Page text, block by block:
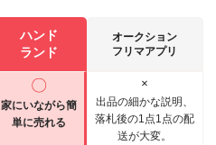
ハンド
ランド
オークション
フリマアプリ
〇
家にいながら簡
単に売れる
×
出品の細かな説明、
落札後の1点1点の配
送が大変。